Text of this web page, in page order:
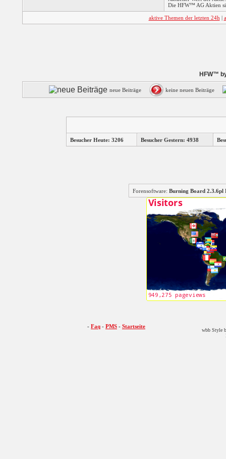
Die HFW™ AG Aktien
aktive Themen der letzten 24h |
HFW™
neue Beiträge keine neuen Beiträge
Besucher Heute: 3206 Besucher Gestern: 4938
Forensoftware: Burning Board
- Faq - PMS - Startseite
wbb Style